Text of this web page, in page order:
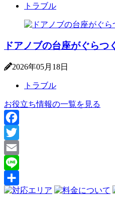
トラブル
ドアノブの台座がぐら
2026年05月18日
トラブル
お役立ち情報の一覧を見る
Facebook
Twitter
Email
Line
共